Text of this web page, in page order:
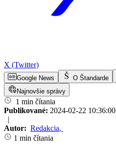
X (Twitter)
Google News O Štandarde
Najnovšie správy
1 min čítania
Publikované: 2024-02-22 10:36:00
|
Autor: Redakcia,
1 min čítania